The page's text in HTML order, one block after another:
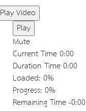
Play Video
Play
Mute
Current Time0:00
Duration Time0:00
Loaded: 0%
Progress: 0%
Remaining Time-0:00